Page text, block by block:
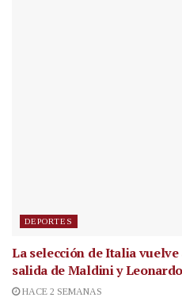
DEPORTES
La selección de Italia
salida de Maldini y
HACE 2 SEMANAS